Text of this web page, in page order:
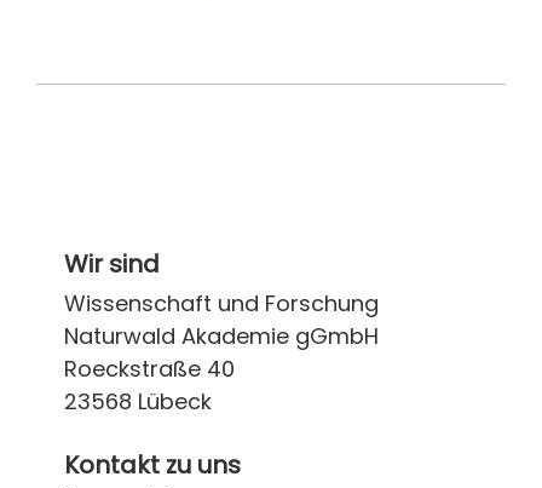
Wir sind
Wissenschaft und Forschung
Naturwald Akademie gGmbH
Roeckstraße 40
23568 Lübeck
Kontakt zu uns